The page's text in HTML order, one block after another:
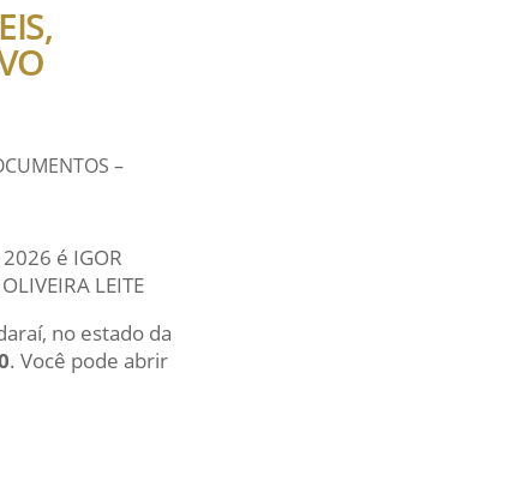
–
é IGOR
LEITE
no estado da
. Você pode abrir